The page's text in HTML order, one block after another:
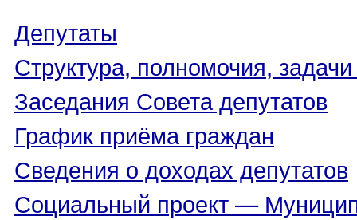
Депутаты
Структура, полномочия,
Заседания Совета депутатов
График приёма граждан
Сведения о доходах депутатов
Социальный проект —